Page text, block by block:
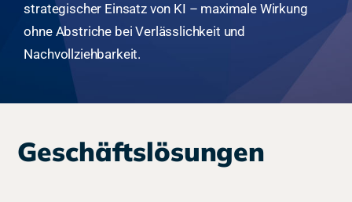
strategischer Einsatz von KI – maximale Wirkung
ohne Abstriche bei Verlässlichkeit und
Nachvollziehbarkeit.
Geschäftslösungen